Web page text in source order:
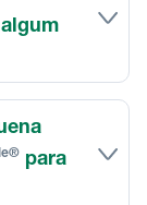
para